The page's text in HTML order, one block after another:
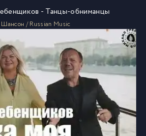
- Танцы-обниманцы
Шансон / Russian Music